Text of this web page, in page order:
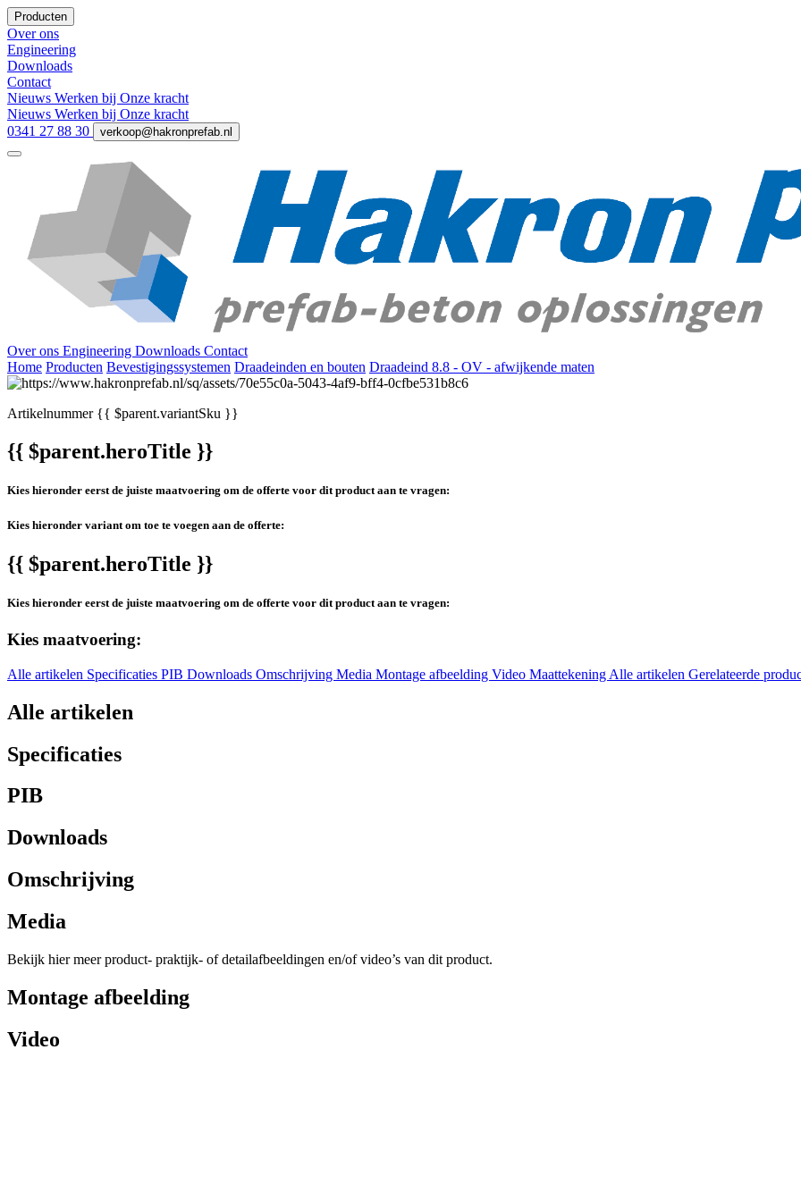
Producten
Over ons
Engineering
Downloads
Contact
Nieuws Werken bij Onze kracht
Nieuws Werken bij Onze kracht
0341 27 88 30
verkoop@hakronprefab.nl
Over ons Engineering Downloads Contact
Home Producten Bevestigingssystemen Draadeinden en bouten Draadeind 8.8 - OV - afwijkende maten
Artikelnummer{{ $parent.variantSku }}
{{ $parent.heroTitle }}
Kies hieronder eerst de juiste maatvoering om de offerte voor dit product aan te vragen:
Kies hieronder variant om toe te voegen aan de offerte:
{{ $parent.heroTitle }}
Kies hieronder eerst de juiste maatvoering om de offerte voor dit product aan te vragen:
Kies maatvoering:
Alle artikelen Specificaties PIB Downloads Omschrijving Media Montage afbeelding Video Maattekening Alle artikelen Gerelateerde
Alle artikelen
Specificaties
PIB
Downloads
Omschrijving
Media
Bekijk hier meer product- praktijk- of detailafbeeldingen en/of video’s van dit product.
Montage afbeelding
Video